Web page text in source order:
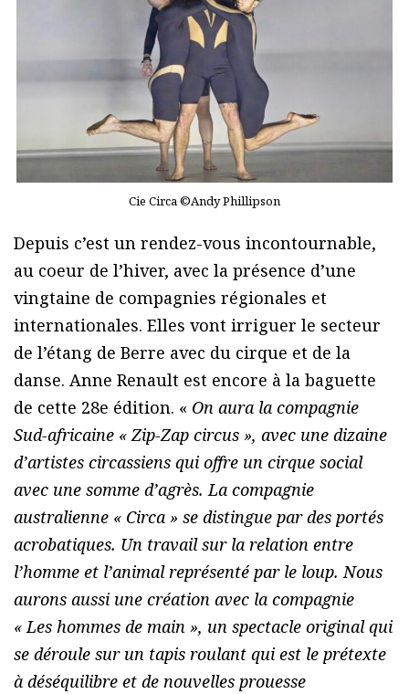
Cie Circa ©Andy Phillipson
Depuis c’est un rendez-vous incontournable,
au coeur de l’hiver, avec la présence d’une
vingtaine de compagnies régionales et
internationales. Elles vont irriguer le secteur
de l’étang de Berre avec du cirque et de la
danse. Anne Renault est encore à la baguette
de cette 28e édition. « On aura la compagnie
Sud-africaine « Zip-Zap circus », avec une dizaine
d’artistes circassiens qui offre un cirque social
avec une somme d’agrès. La compagnie
australienne « Circa » se distingue par des portés
acrobatiques. Un travail sur la relation entre
l’homme et l’animal représenté par le loup. Nous
aurons aussi une création avec la compagnie
« Les hommes de main », un spectacle original qui
se déroule sur un tapis roulant qui est le prétexte
à déséquilibre et de nouvelles prouesse